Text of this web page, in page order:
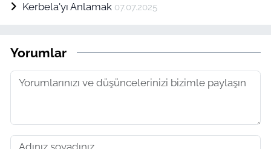
Kerbela'yı Anlamak 07.07.2025
Yorumlar